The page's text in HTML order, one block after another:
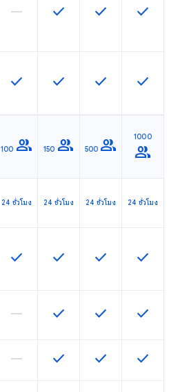
ฟีเจอร์นี้ใช้ไม่ได้กับ SKU นี้
horizontal_rule ฟีเจอร์นี้ใช้ได้กับ SKU
check ฟีเจอร์นี้ใช้ได้กับ
check ฟีเจอร์นี้
check
ฟีเจอร์นี้ใช้ได้กับ SKU
check ฟีเจอร์นี้ใช้ได้กับ SKU
check ฟีเจอร์นี้ใช้ได้กับ
check ฟีเจอร์นี้
check
100 group 150 group 500 group 1000
group
24 ชั่วโมง 24 ชั่วโมง 24 ชั่วโมง 24 ชั่วโมง
ฟีเจอร์นี้ใช้ได้กับ SKU
check ฟีเจอร์นี้ใช้ได้กับ SKU
check ฟีเจอร์นี้ใช้ได้กับ
check ฟีเจอร์นี้
check
ฟีเจอร์นี้ใช้ไม่ได้กับ SKU นี้
horizontal_rule ฟีเจอร์นี้ใช้ได้กับ SKU
check ฟีเจอร์นี้ใช้ได้กับ
check ฟีเจอร์นี้
check
ฟีเจอร์นี้ใช้ไม่ได้กับ SKU นี้
horizontal_rule ฟีเจอร์นี้ใช้ได้กับ SKU
check ฟีเจอร์นี้ใช้ได้กับ
check ฟีเจอร์นี้
check